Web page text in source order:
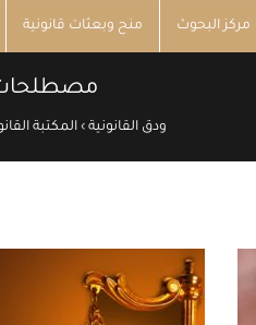
مركز البحوث منح وبعثات قانونية
مصطلحات
ودق القانونية ›المكتبة